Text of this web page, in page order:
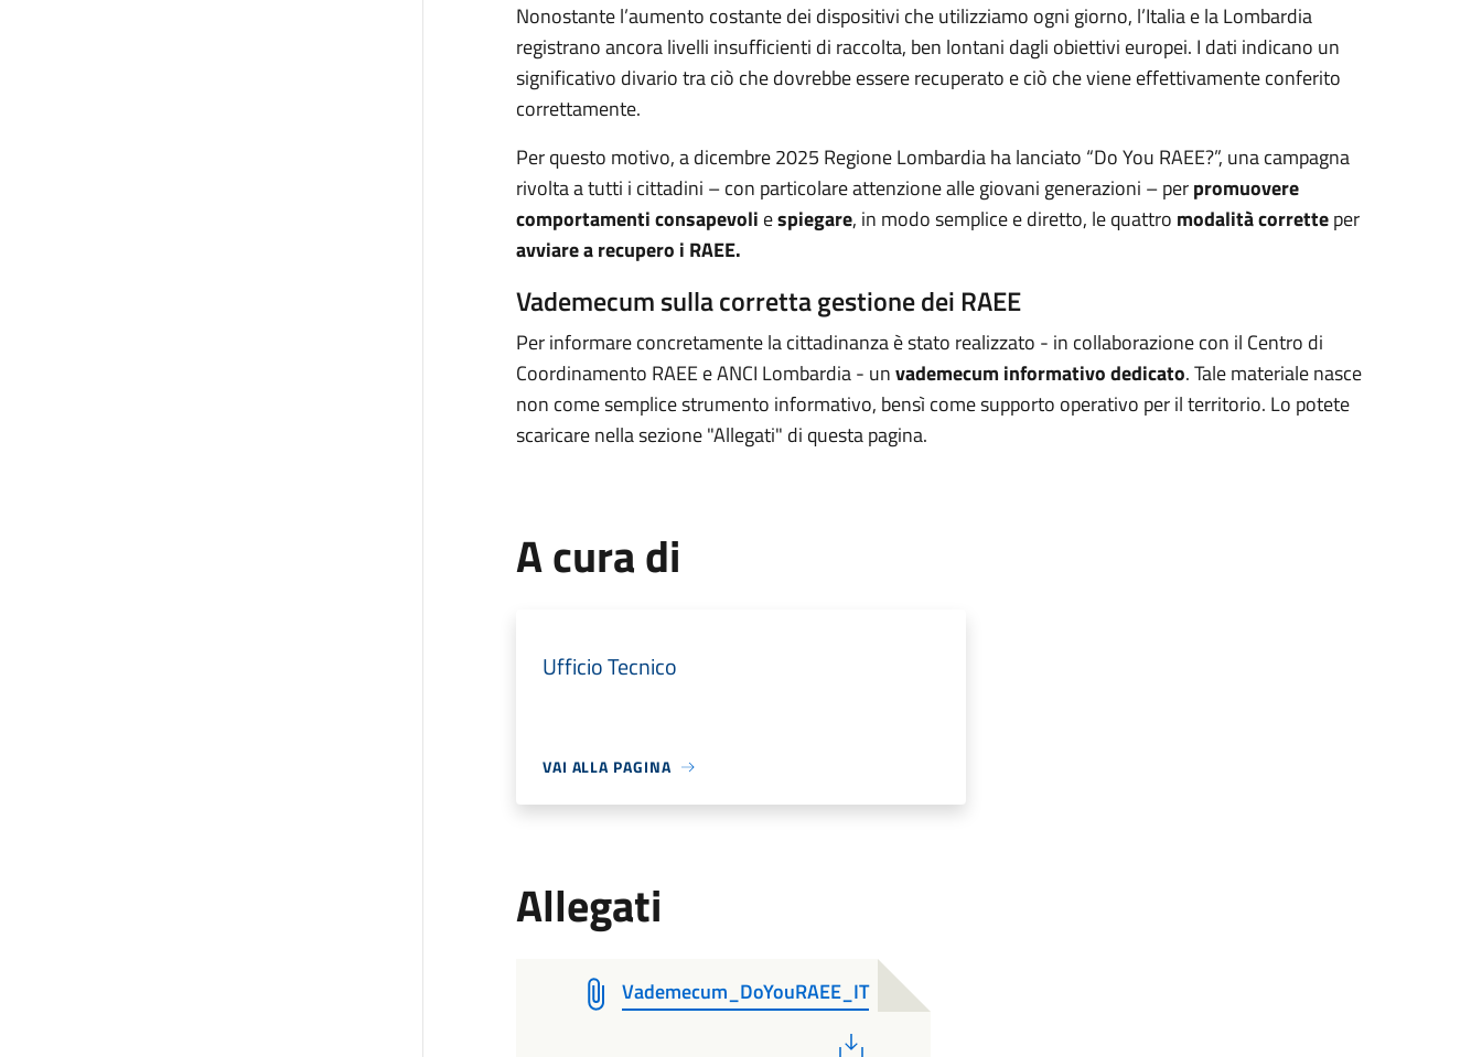
Nonostante l’aumento costante dei dispositivi che utilizziamo ogni giorno, l’Italia e la Lombardia
registrano ancora livelli insufficienti di raccolta, ben lontani dagli obiettivi europei. I dati indicano un
significativo divario tra ciò che dovrebbe essere recuperato e ciò che viene effettivamente conferito
correttamente.
Per questo motivo, a dicembre 2025 Regione Lombardia ha lanciato “Do You RAEE?”, una campagna
rivolta a tutti i cittadini – con particolare attenzione alle giovani generazioni – perpromuovere
comportamenti consapevoli espiegare, in modo semplice e diretto, le quattro modalità corretteper
avviare a recupero i RAEE.
Vademecum sulla corretta gestione dei RAEE
Per informare concretamente la cittadinanza è stato realizzato - in collaborazione con il Centro di
Coordinamento RAEE e ANCI Lombardia - unvademecum informativo dedicato. Tale materiale nasce
non come semplice strumento informativo, bensì come supporto operativo per il territorio. Lo potete
scaricare nella sezione "Allegati" di questa pagina.
A cura di
Ufficio Tecnico
VAI ALLA PAGINA
Allegati
Vademecum_DoYouRAEE_IT